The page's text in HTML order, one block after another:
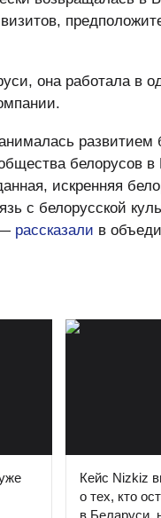
она работала в
развитием
белорусов
искренняя
с белорусской
рассказали в
Кейс Nizkiz
о тех, кто